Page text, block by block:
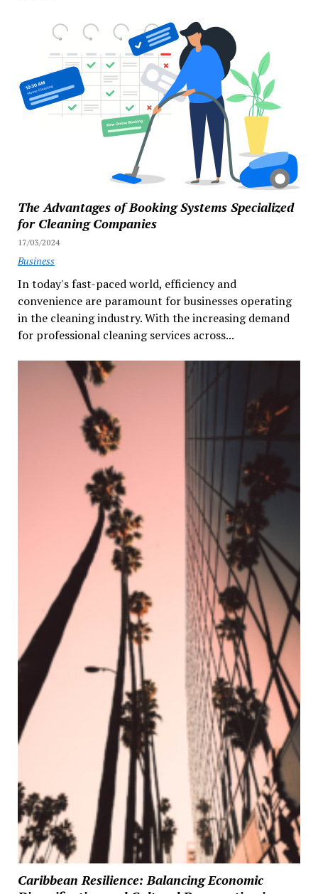
The Advantages of Booking Systems Specialized
for Cleaning Companies
17/03/2024
Business
In today's fast-paced world, efficiency and
convenience are paramount for businesses operating
in the cleaning industry. With the increasing demand
for professional cleaning services across...
Caribbean Resilience: Balancing Economic